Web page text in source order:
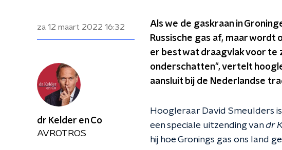
za 12 maart 2022 16:32
Als we de gaskraan in
Russische gas af, maar wordt
er best wat draagvlak voor te
onderschatten", vertelt
aansluit bij de Nederlandse
Hoogleraar David Smeulders
een speciale uitzending vandr
hij hoe Gronings gas ons land
dr Kelder en Co
AVROTROS